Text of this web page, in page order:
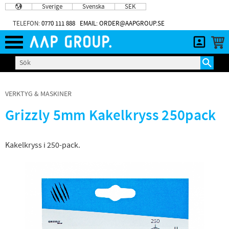
Meny
Sverige Svenska SEK
TELEFON:0770 111 888 EMAIL: ORDER@AAPGROUP.SE
VERKTYG & MASKINER
Grizzly 5mm Kakelkryss 250pack
Kakelkryss i 250-pack.